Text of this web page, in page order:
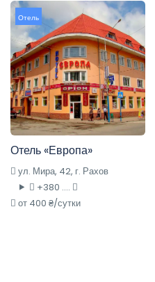
Отель
Отель «Европа»
ул. Мира, 42, г. Рахов
+380 ....
от 400 ₴/сутки